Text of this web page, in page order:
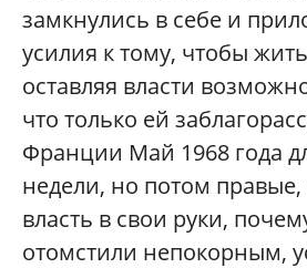
замкнулись в себе и
усилия к тому, чтобы
оставляя власти
что только ей
Франции Май 1968 года
недели, но потом
власть в свои руки,
отомстили непокорным,